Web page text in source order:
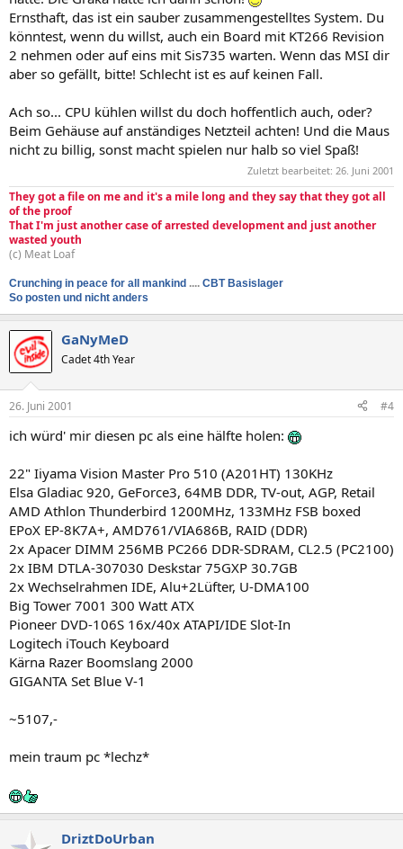
Ernsthaft, das ist ein sauber zusammengestelltes System. Du
könntest, wenn du willst, auch ein Board mit KT266 Revision
2 nehmen oder auf eins mit Sis735 warten. Wenn das MSI dir
aber so gefällt, bitte! Schlecht ist es auf keinen Fall.
Ach so... CPU kühlen willst du doch hoffentlich auch, oder?
Beim Gehäuse auf anständiges Netzteil achten! Und die Maus
nicht zu billig, sonst macht spielen nur halb so viel Spaß!
Zuletzt bearbeitet: 26. Juni 2001
They got a file on me and it's a mile long and they say that they got all
of the proof
That I'm just another case of arrested development and just another
wasted youth
(c) Meat Loaf
Crunching in peace for all mankind .... CBT Basislager
So posten und nicht anders
GaNyMeD
Cadet 4th Year
26. Juni 2001 #4
ich würd' mir diesen pc als eine hälfte holen:
22" Iiyama Vision Master Pro 510 (A201HT) 130KHz
Elsa Gladiac 920, GeForce3, 64MB DDR, TV-out, AGP, Retail
AMD Athlon Thunderbird 1200MHz, 133MHz FSB boxed
EPoX EP-8K7A+, AMD761/VIA686B, RAID (DDR)
2x Apacer DIMM 256MB PC266 DDR-SDRAM, CL2.5 (PC2100)
2x IBM DTLA-307030 Deskstar 75GXP 30.7GB
2x Wechselrahmen IDE, Alu+2Lüfter, U-DMA100
Big Tower 7001 300 Watt ATX
Pioneer DVD-106S 16x/40x ATAPI/IDE Slot-In
Logitech iTouch Keyboard
Kärna Razer Boomslang 2000
GIGANTA Set Blue V-1
~5107,-
mein traum pc *lechz*
DriztDoUrban